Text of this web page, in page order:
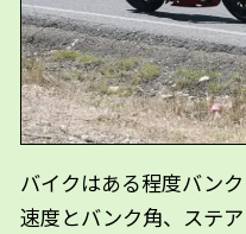
バイクはある程度バン
速度とバンク角、ステ